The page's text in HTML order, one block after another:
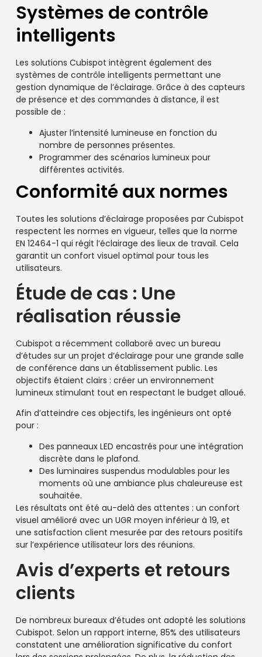
Systèmes de contrôle
intelligents
Les solutions Cubispot intègrent également des
systèmes de contrôle intelligents permettant une
gestion dynamique de l’éclairage. Grâce à des capteurs
de présence et des commandes à distance, il est
possible de :
Ajuster l’intensité lumineuse en fonction du
nombre de personnes présentes.
Programmer des scénarios lumineux pour
différentes activités.
Conformité aux normes
Toutes les solutions d’éclairage proposées par Cubispot
respectent les normes en vigueur, telles que la norme
EN 12464-1 qui régit l’éclairage des lieux de travail. Cela
garantit un confort visuel optimal pour tous les
utilisateurs.
Étude de cas : Une
réalisation réussie
Cubispot a récemment collaboré avec un bureau
d’études sur un projet d’éclairage pour une grande salle
de conférence dans un établissement public. Les
objectifs étaient clairs : créer un environnement
lumineux stimulant tout en respectant le budget alloué.
Afin d’atteindre ces objectifs, les ingénieurs ont opté
pour :
Des panneaux LED encastrés pour une intégration
discrète dans le plafond.
Des luminaires suspendus modulables pour les
moments où une ambiance plus chaleureuse est
souhaitée.
Les résultats ont été au-delà des attentes : un confort
visuel amélioré avec un UGR moyen inférieur à 19, et
une satisfaction client mesurée par des retours positifs
sur l’expérience utilisateur lors des réunions.
Avis d’experts et retours
clients
De nombreux bureaux d’études ont adopté les solutions
Cubispot. Selon un rapport interne, 85% des utilisateurs
constatent une amélioration significative du confort